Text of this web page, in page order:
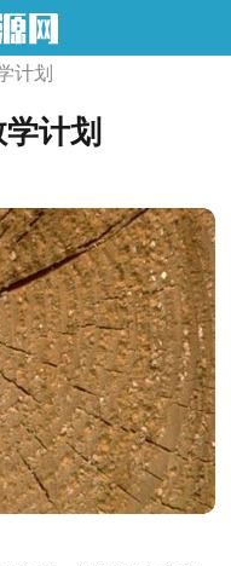
计划
计划